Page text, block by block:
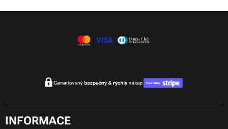
. Pomáhá
pomocné složky
INFORMACE